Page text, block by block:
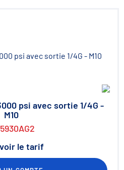
psi avec sortie 1/4G -
M10
le tarif